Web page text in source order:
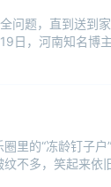
问题，直到送到
日，河南知名博
里的“冻龄钉子户
不多，笑起来依